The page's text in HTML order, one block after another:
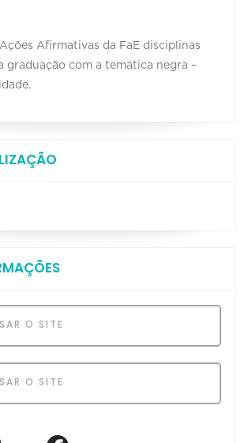
Afirmativas da FaE disciplinas
graduação com a temática negra –
O SITE
O SITE